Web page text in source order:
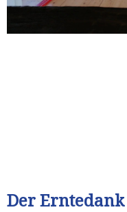
Der